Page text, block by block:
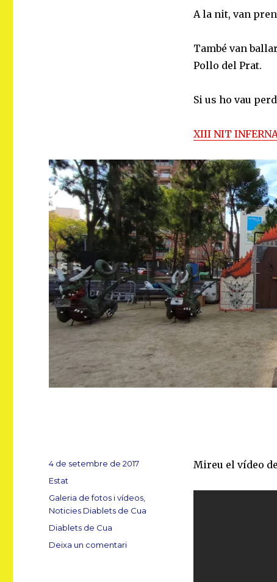
A la nit, van
També van
Pollo del Prat.
Si us ho vau
XIII NIT
Mireu el vídeo
Publicat
4 de setembre de 2017
Format
Estat
Categories
Galeria de fotos i vídeos
Noticies Diablets de Cua
Etiquetes
Diablets de Cua
Deixa un comentaria